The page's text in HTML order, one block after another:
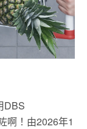
DBS
啊！由2026年1